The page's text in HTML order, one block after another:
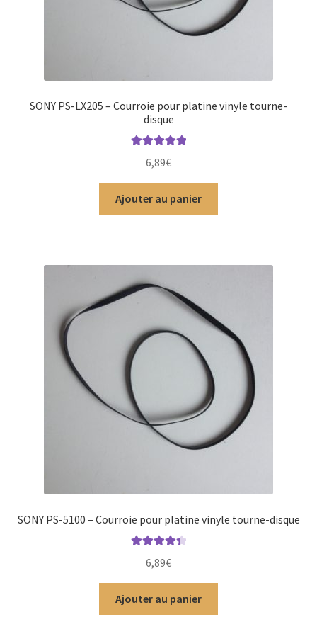
SONY PS-LX205 – Courroie pour platine vinyle tourne-
disque
6,89€
Ajouter au panier
SONY PS-5100 – Courroie pour platine vinyle tourne-disque
sur 5
6,89€
Ajouter au panier